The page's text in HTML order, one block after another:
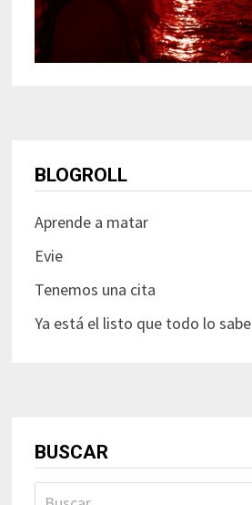
BLOGROLL
Aprende a matar
Evie
Tenemos una cita
Ya está el listo que todo lo sabe
BUSCAR
Buscar: